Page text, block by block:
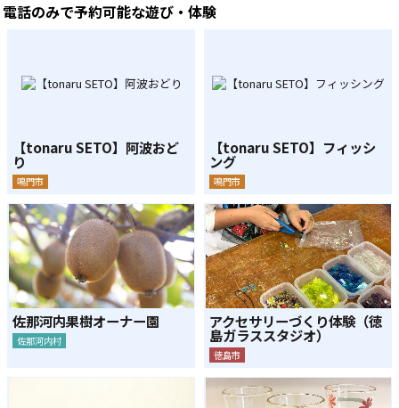
電話のみで予約可能な遊び・体験
【tonaru SETO】阿波おど
り
鳴門市
【tonaru SETO】フィッシ
ング
鳴門市
佐那河内果樹オーナー園
佐那河内村
アクセサリーづくり体験（徳
島ガラススタジオ）
徳島市